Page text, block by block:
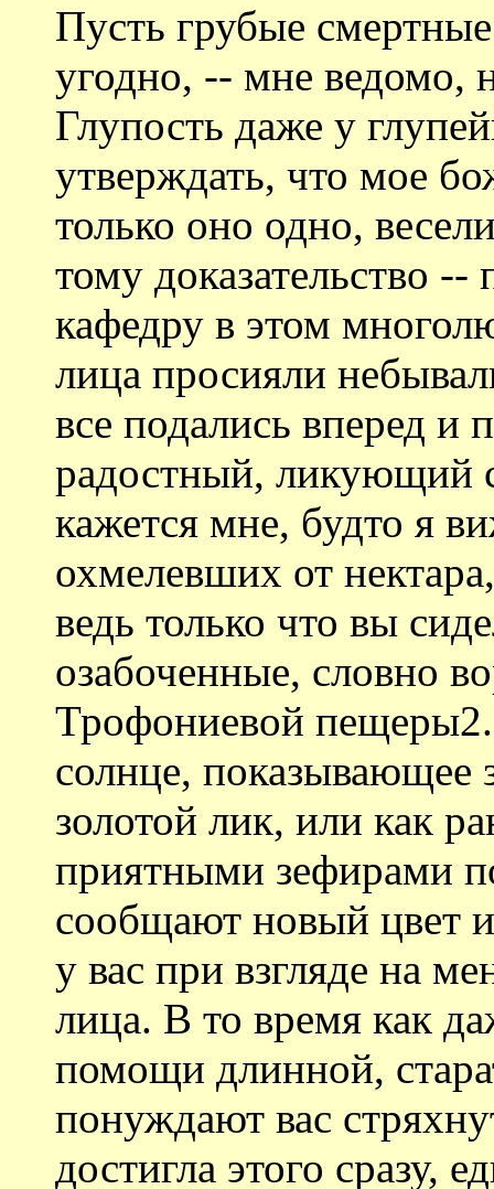
Пусть грубые
угодно, -- мне ведомо,
Глупость даже у
утверждать, что мое
только оно одно,
тому доказательство
кафедру в этом
лица просияли
все подались вперед и
радостный, ликующий
кажется мне, будто я
охмелевших от
ведь только что вы
озабоченные, словно
Трофониевой
солнце, показывающее
золотой лик, или как
приятными зефирами
сообщают новый цвет
у вас при взгляде на
лица. В то время как
помощи длинной,
понуждают вас
достигла этого сразу,